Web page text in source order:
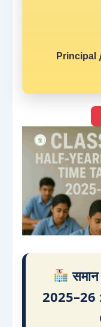
Principal
समान
2025–26 :